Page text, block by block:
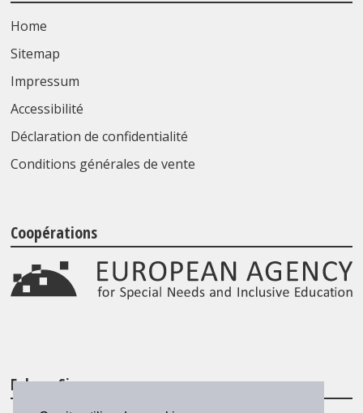
Home
Sitemap
Impressum
Accessibilité
Déclaration de confidentialité
Conditions générales de vente
Coopérations
Folgen Sie uns